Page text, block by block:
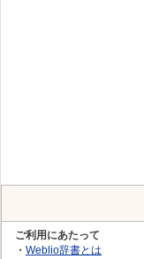
ご利用にあたって
・ Weblio辞書とは